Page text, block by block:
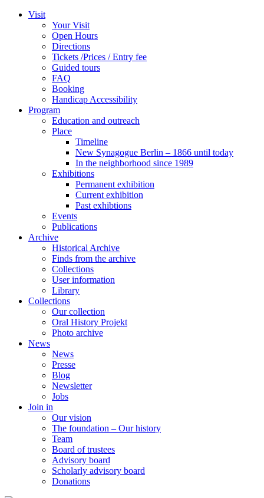
Zum
Visit
Your Visit
Open Hours
Directions
Tickets /Prices / Entry fee
Guided tours
FAQ
Booking
Handicap Accessibility
Program
Education and outreach
Place
Timeline
New Synagogue Berlin – 1866 until today
In the neighborhood since 1989
Exhibitions
Permanent exhibition
Current exhibition
Past exhibtions
Events
Publications
Archive
Historical Archive
Finds from the archive
Collections
User information
Library
Collections
Our collection
Oral History Projekt
Photo archive
News
News
Presse
Blog
Newsletter
Jobs
Join in
Our vision
The foundation – Our history
Team
Board of trustees
Advisory board
Scholarly advisory board
Donations